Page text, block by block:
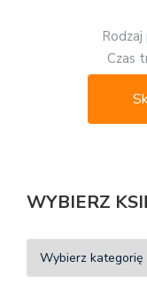
Czas
WYBIERZ